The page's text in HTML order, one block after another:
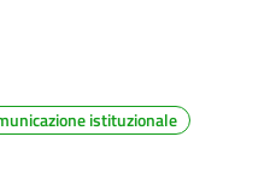
istituzionale